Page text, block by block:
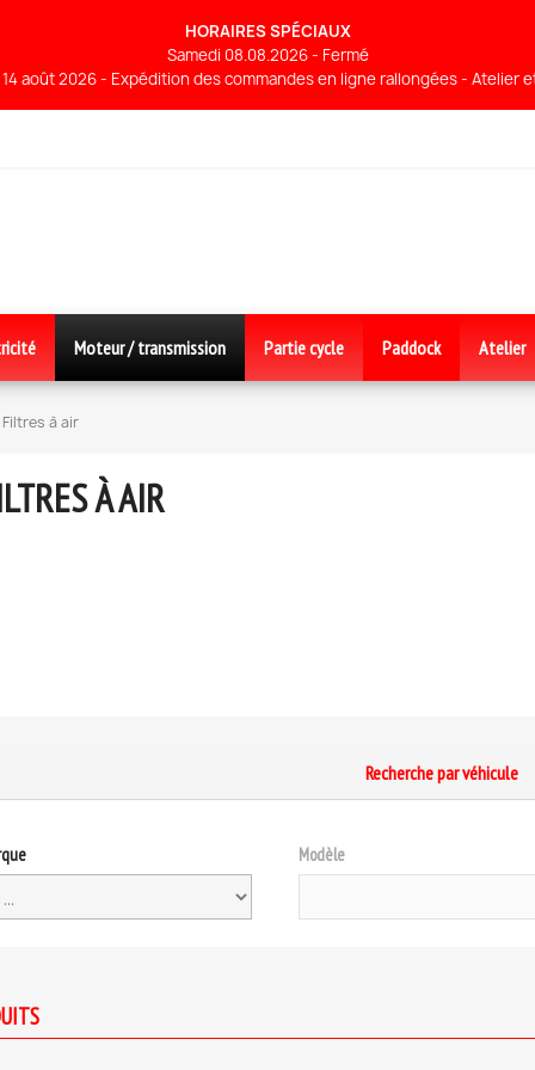
HORAIRES SPÉCIAUX
Samedi 08.08.2026 - Fermé
14 août 2026 - Expédition des commandes en ligne rallongées - Atelier
Moteur / transmission Partie cycle Paddock Atelier
Filtres à air
À AIR
Recherche par véhicule
Modèle